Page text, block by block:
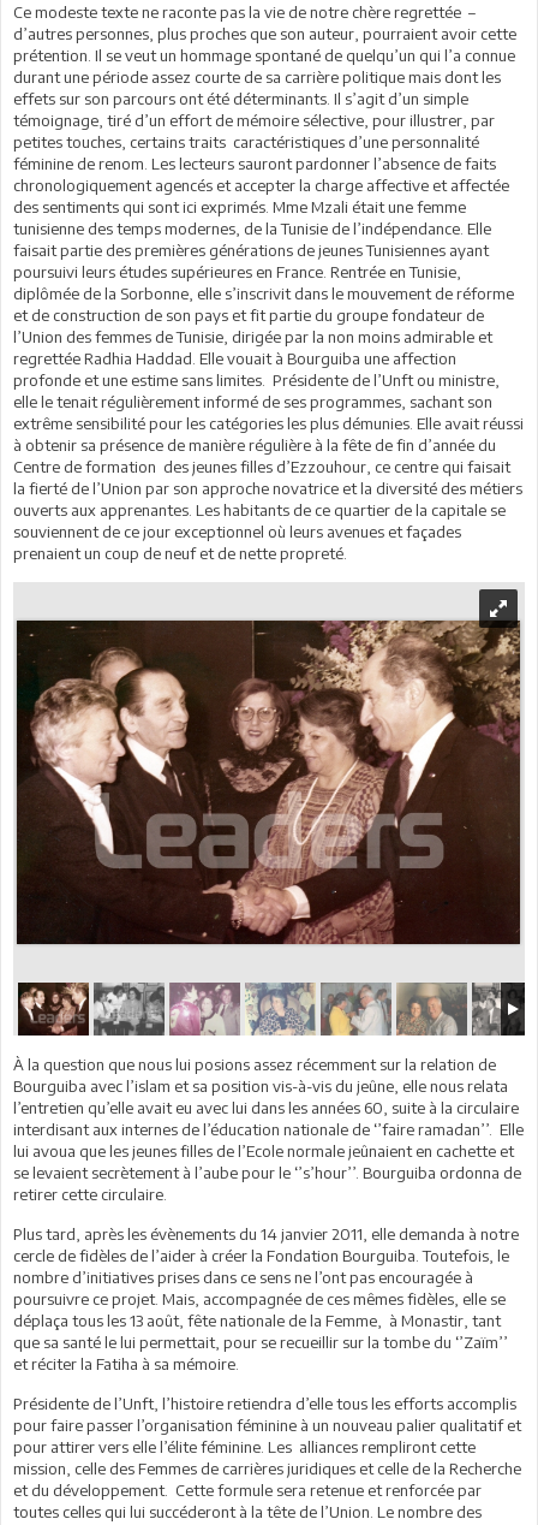
Ce modeste texte ne raconte pas la vie de notre chère regrettée –
d’autres personnes, plus proches que son auteur, pourraient avoir cette
prétention. Il se veut un hommage spontané de quelqu’un qui l’a connue
durant une période assez courte de sa carrière politique mais dont les
effets sur son parcours ont été déterminants. Il s’agit d’un simple
témoignage, tiré d’un effort de mémoire sélective, pour illustrer, par
petites touches, certains traits caractéristiques d’une personnalité
féminine de renom. Les lecteurs sauront pardonner l’absence de faits
chronologiquement agencés et accepter la charge affective et affectée
des sentiments qui sont ici exprimés. Mme Mzali était une femme
tunisienne des temps modernes, de la Tunisie de l’indépendance. Elle
faisait partie des premières générations de jeunes Tunisiennes ayant
poursuivi leurs études supérieures en France. Rentrée en Tunisie,
diplômée de la Sorbonne, elle s’inscrivit dans le mouvement de réforme
et de construction de son pays et fit partie du groupe fondateur de
l’Union des femmes de Tunisie, dirigée par la non moins admirable et
regrettée Radhia Haddad. Elle vouait à Bourguiba une affection
profonde et une estime sans limites. Présidente de l’Unft ou ministre,
elle le tenait régulièrement informé de ses programmes, sachant son
extrême sensibilité pour les catégories les plus démunies. Elle avait réussi
à obtenir sa présence de manière régulière à la fête de fin d’année du
Centre de formation des jeunes filles d’Ezzouhour, ce centre qui faisait
la fierté de l’Union par son approche novatrice et la diversité des métiers
ouverts aux apprenantes. Les habitants de ce quartier de la capitale se
souviennent de ce jour exceptionnel où leurs avenues et façades
prenaient un coup de neuf et de nette propreté.
À la question que nous lui posions assez récemment sur la relation de
Bourguiba avec l’islam et sa position vis-à-vis du jeûne, elle nous relata
l’entretien qu’elle avait eu avec lui dans les années 60, suite à la circulaire
interdisant aux internes de l’éducation nationale de ‘’faire ramadan’’. Elle
lui avoua que les jeunes filles de l’Ecole normale jeûnaient en cachette et
se levaient secrètement à l’aube pour le ‘’s’hour’’. Bourguiba ordonna de
retirer cette circulaire.
Plus tard, après les évènements du 14 janvier 2011, elle demanda à notre
cercle de fidèles de l’aider à créer la Fondation Bourguiba. Toutefois, le
nombre d’initiatives prises dans ce sens ne l’ont pas encouragée à
poursuivre ce projet. Mais, accompagnée de ces mêmes fidèles, elle se
déplaça tous les 13 août, fête nationale de la Femme, à Monastir, tant
que sa santé le lui permettait, pour se recueillir sur la tombe du ‘’Zaïm’’
et réciter la Fatiha à sa mémoire.
Présidente de l’Unft, l’histoire retiendra d’elle tous les efforts accomplis
pour faire passer l’organisation féminine à un nouveau palier qualitatif et
pour attirer vers elle l’élite féminine. Les alliances rempliront cette
mission, celle des Femmes de carrières juridiques et celle de la Recherche
et du développement. Cette formule sera retenue et renforcée par
toutes celles qui lui succéderont à la tête de l’Union. Le nombre des